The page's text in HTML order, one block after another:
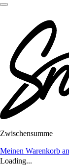
Zwischensumme
Meinen Warenkorb
Loading...